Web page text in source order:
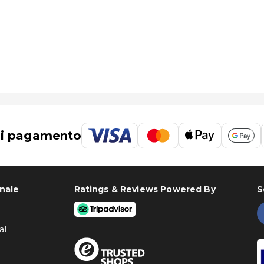
Mon Perin è Pola (PUY): 32,5 km
pagamento
Ratings & Reviews Powered By